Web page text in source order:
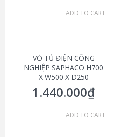
ADD TO CART
VỎ TỦ ĐIỆN CÔNG
NGHIỆP SAPHACO H700
X W500 X D250
1.440.000₫
ADD TO CART